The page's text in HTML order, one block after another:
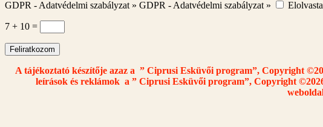
GDPR - Adatvédelmi szabályzat » GDPR - Adatvédelmi szabályzat »
7 + 10 =
Feliratkozom
A tájékoztató készítője azaz a ” Ciprusi Esküvői program”, Copyright
leírások és reklámok a ” Ciprusi Esküvői program”, Copyright